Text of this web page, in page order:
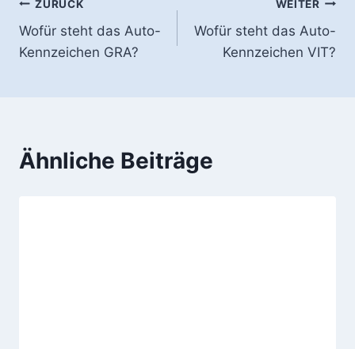
Beitragsnavigation
ZURÜCK
Wofür steht das Auto-
Kennzeichen GRA?
WEITER
Wofür steht das Auto-
Kennzeichen VIT?
Ähnliche Beiträge